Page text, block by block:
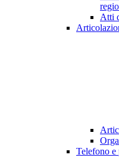
Atti
Telefono e